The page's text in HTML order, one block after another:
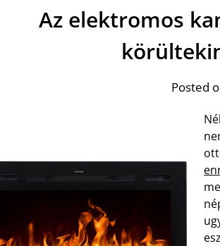
Az elektromos
Posted